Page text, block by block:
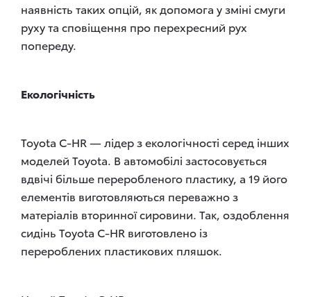
наявність таких опцій, як допомога у зміні смуги
руху та сповіщення про перехресний рух
попереду.
Екологічність
Toyota C-HR — лідер з екологічності серед інших
моделей Toyota. В автомобілі застосовується
вдвічі більше переробленого пластику, а 19 його
елементів виготовляються переважно з
матеріалів вторинної сировини. Так, оздоблення
сидінь Toyota C-HR виготовлено із
перероблених пластикових пляшок.